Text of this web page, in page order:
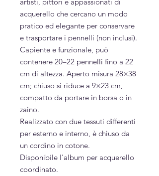
acquerello che cercano un modo
pratico ed elegante per conservare
e trasportare i pennelli (non inclusi).
Capiente e funzionale, può
contenere 20–22 pennelli fino a 22
cm di altezza. Aperto misura 28×38
cm; chiuso si riduce a 9×23 cm,
compatto da portare in borsa o in
zaino.
Realizzato con due tessuti differenti
per esterno e interno, è chiuso da
un cordino in cotone.
Disponibile l'album per acquerello
coordinato.